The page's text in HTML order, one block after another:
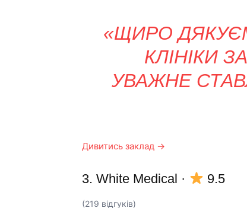
«ЩИРО
КЛІНІКИ
УВАЖНЕ
Дивитись заклад →
3. White Medical · 9.5
(219 відгуків)